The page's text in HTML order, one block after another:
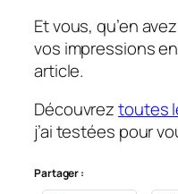
Et vous, qu’en
vos impressions
article.
Découvreztoutes
j’ai testées pour
Partager :